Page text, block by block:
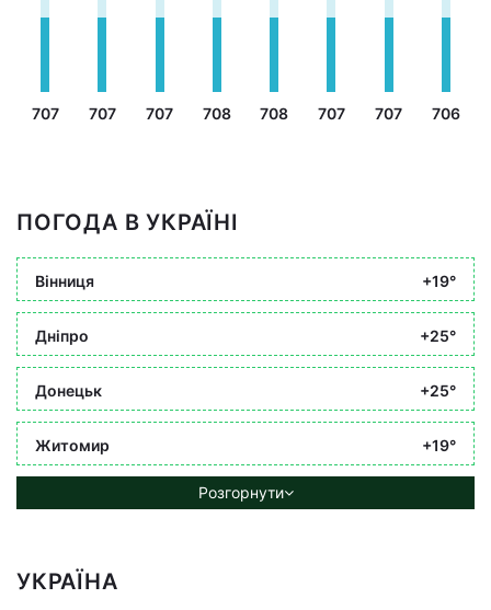
707 707 707 708 708 707 707 706
ПОГОДА В УКРАЇНІ
Вінниця +19°
Дніпро +25°
Донецьк +25°
Житомир +19°
Розгорнути
УКРАЇНА